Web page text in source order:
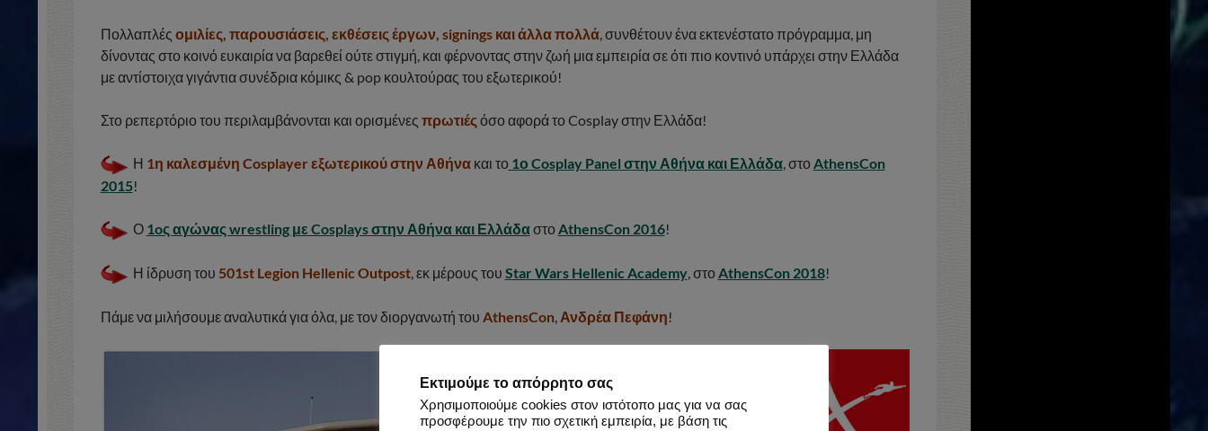
Πολλαπλές ομιλίες, παρουσιάσεις, εκθέσεις έργων, signings και άλλα πολλά, συνθέτουν ένα εκτενέστατο πρόγραμμα, μη
δίνοντας στο κοινό ευκαιρία να βαρεθεί ούτε στιγμή, και φέρνοντας στην ζωή μια εμπειρία σε ότι πιο κοντινό υπάρχει στην Ελλάδα
με αντίστοιχα γιγάντια συνέδρια κόμικς & pop κουλτούρας του εξωτερικού!
Στο ρεπερτόριο του περιλαμβάνονται και ορισμένες πρωτιές όσο αφορά το Cosplay στην Ελλάδα!
Η 1η καλεσμένη Cosplayer εξωτερικού στην Αθήνακαι το 1ο Cosplay Panel στην Αθήνα και Ελλάδα, στο AthensCon
2015!
Ο 1oς αγώνας wrestling με Cosplays στην Αθήνα και Ελλάδαστο AthensCon 2016!
Η ίδρυση του 501st Legion Hellenic Outpost, εκ μέρους του Star Wars Hellenic Academy, στο AthensCon 2018!
Πάμε να μιλήσουμε αναλυτικά για όλα, με τον διοργανωτή του AthensCon, Ανδρέα Πεφάνη!
Εκτιμούμε το απόρρητο σας
Χρησιμοποιούμε cookies στον ιστότοπο μας για να σας
προσφέρουμε την πιο σχετική εμπειρία, με βάση τις